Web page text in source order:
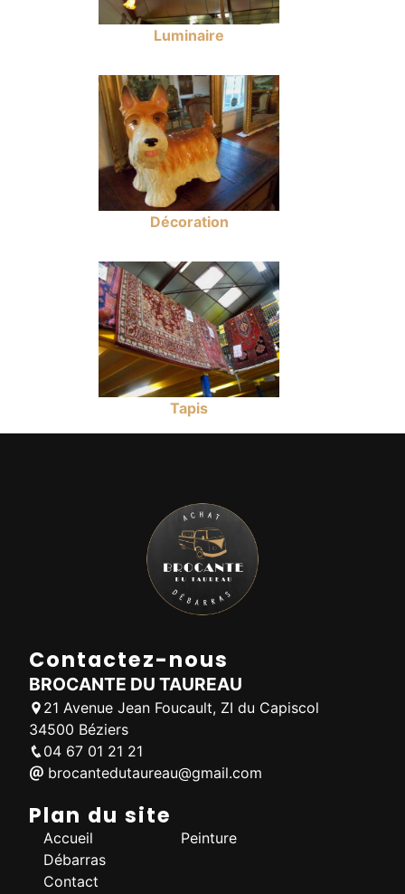
Luminaire
Décoration
Tapis
Contactez-nous
BROCANTE DU TAUREAU
21 Avenue Jean Foucault, ZI du Capiscol
34500 Béziers
04 67 01 21 21
brocantedutaureau@gmail.com
Plan du site
Accueil
Débarras
Contact
Peinture